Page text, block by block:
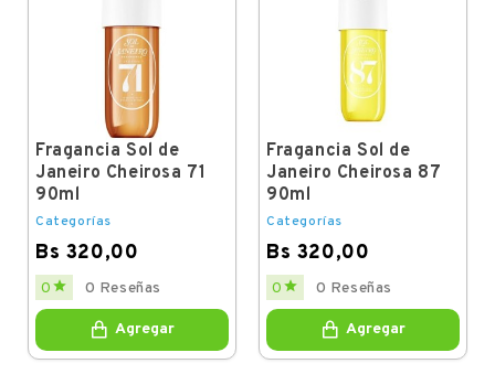
Fragancia Sol de
Janeiro Cheirosa 71
90ml
Categorías
Bs 320,00
Price
0  0 Reseñas
Agregar
Fragancia Sol de
Janeiro Cheirosa 87
90ml
Categorías
Bs 320,00
Price
0  0 Reseñas
Agregar